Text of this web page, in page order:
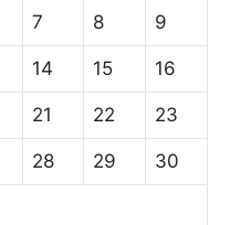
7 8 9
14 15 16
21 22 23
28 29 30